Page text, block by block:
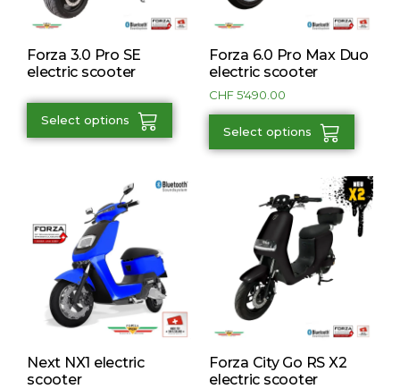
Forza 3.0 Pro SE
electric scooter
Select options
Forza 6.0 Pro Max Duo
electric scooter
CHF5'490.00
Select options
Next NX1 electric
scooter
Forza City Go RS X2
electric scooter